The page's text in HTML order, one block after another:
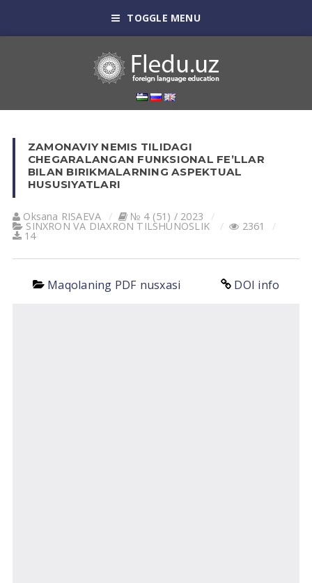
TOGGLE MENU
ZAMONAVIY NEMIS TILIDAGI
CHEGARALANGAN FUNKSIONAL FE’LLAR
BILAN BIRIKMALARNING ASPEKTUAL
HUSUSIYATLARI
Oksana RISАEVА № 4 (51) / 2023
SINXRON VА DIАXRON TILSHUNOSLIK 2361
14
Maqolaning PDF nusxasi DOI info